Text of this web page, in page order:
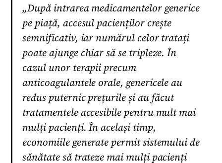
„După intrarea medicamentelor generice
pe piață, accesul pacienților crește
semnificativ, iar numărul celor tratați
poate ajunge chiar să se tripleze. În
cazul unor terapii precum
anticoagulantele orale, genericele au
redus puternic prețurile și au făcut
tratamentele accesibile pentru mult mai
mulți pacienți. În același timp,
economiile generate permit sistemului de
sănătate să trateze mai mulți pacienți